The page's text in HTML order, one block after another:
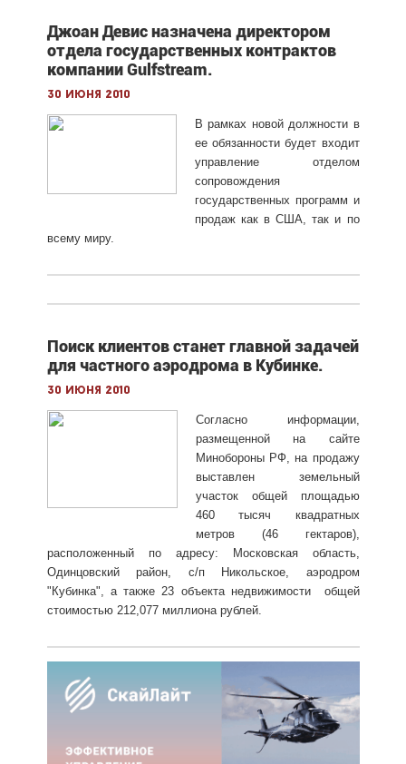
Джоан Девис назначена директором
отдела государственных контрактов
компании Gulfstream.
30 июня 2010
В рамках новой должности в
ее обязанности будет входит
управление отделом
сопровождения
государственных программ и
продаж как в США, так и по
всему миру.
Поиск клиентов станет главной задачей
для частного аэродрома в Кубинке.
30 июня 2010
Согласно информации,
размещенной на сайте
Минобороны РФ, на продажу
выставлен земельный
участок общей площадью
460 тысяч квадратных
метров (46 гектаров),
расположенный по адресу: Московская область,
Одинцовский район, с/п Никольское, аэродром
"Кубинка", а также 23 объекта недвижимости общей
стоимостью 212,077 миллиона рублей.